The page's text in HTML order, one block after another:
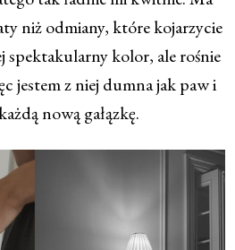
niż odmiany, które kojarzycie
spektakularny kolor, ale rośnie
jestem z niej dumna jak paw i
nową gałązkę.